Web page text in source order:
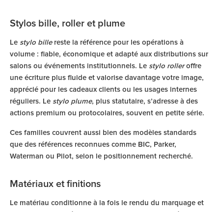
Stylos bille, roller et plume
Le stylo billereste la référence pour les opérations à
volume : fiable, économique et adapté aux distributions sur
salons ou événements institutionnels. Le stylo rolleroffre
une écriture plus fluide et valorise davantage votre image,
apprécié pour les cadeaux clients ou les usages internes
réguliers. Le stylo plume, plus statutaire, s’adresse à des
actions premium ou protocolaires, souvent en petite série.
Ces familles couvrent aussi bien des modèles standards
que des références reconnues comme BIC, Parker,
Waterman ou Pilot, selon le positionnement recherché.
Matériaux et finitions
Le matériau conditionne à la fois le rendu du marquage et